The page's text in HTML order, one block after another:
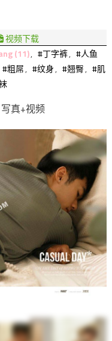
视频下载
(11), #丁字裤, #人鱼
#粗屌, #纹身, #翘臀, #肌
写真+视频